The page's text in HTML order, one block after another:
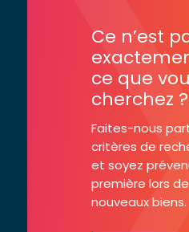
Ce n’est
ce que
cherchez ?
Faites-nous
critères de
et soyez
première lors de
nouveaux biens.